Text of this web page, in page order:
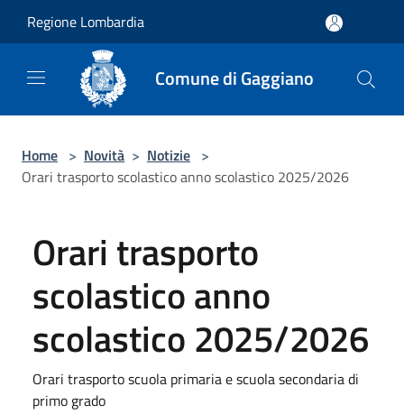
Regione Lombardia
Comune di Gaggiano
Home > Novità > Notizie >
Orari trasporto scolastico anno scolastico 2025/2026
Orari trasporto
scolastico anno
scolastico 2025/2026
Orari trasporto scuola primaria e scuola secondaria di
primo grado